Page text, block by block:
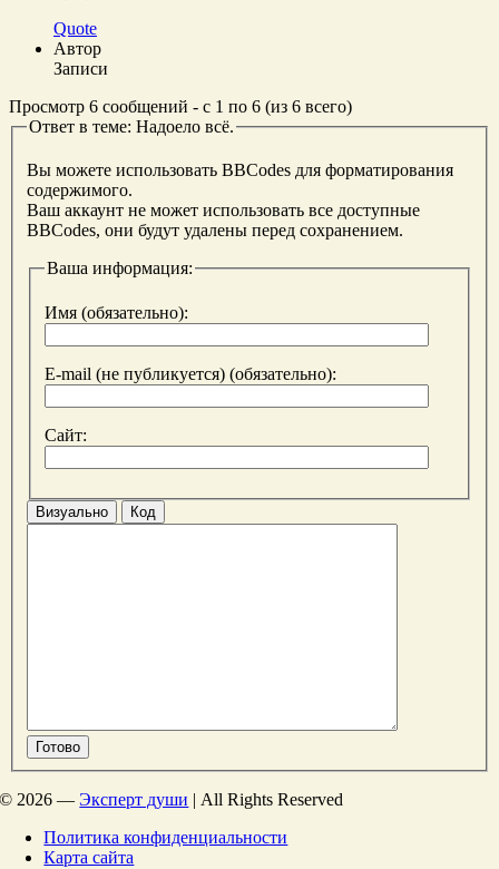
Quote
Автор
Записи
Просмотр 6 сообщений - с 1 по 6 (из 6 всего)
Ответ в теме: Надоело всё.
Вы можете использовать BBCodes для форматирования
содержимого.
Ваш аккаунт не может использовать все доступные
BBCodes, они будут удалены перед сохранением.
Ваша информация:
Имя (обязательно):
E-mail (не публикуется) (обязательно):
Сайт:
Визуально Код
Готово
© 2026 —Эксперт души | All Rights Reserved
Политика конфиденциальности
Карта сайта